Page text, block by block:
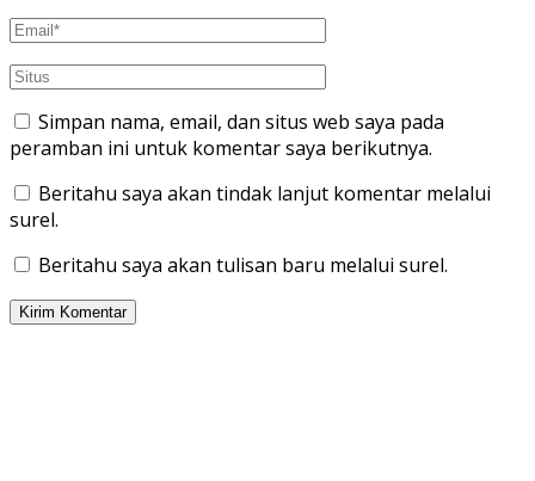
Simpan nama, email, dan situs web saya pada
peramban ini untuk komentar saya berikutnya.
Beritahu saya akan tindak lanjut komentar melalui
surel.
Beritahu saya akan tulisan baru melalui surel.